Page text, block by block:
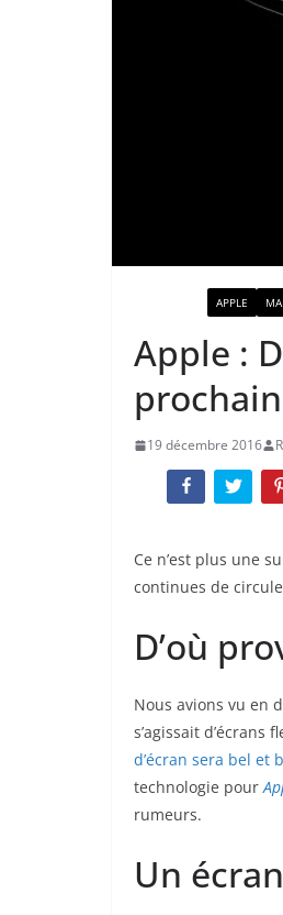
APPLE
Apple :
19 décembre 2016
Ce n’est plus une
continues de
D’où
Nous avions vu en
s’agissait d’écrans
d’écran sera bel et
technologie pour
rumeurs.
Un